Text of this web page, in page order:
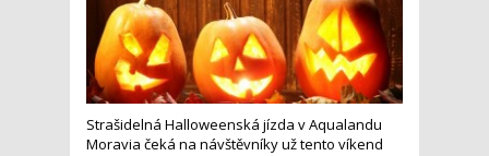
Strašidelná Halloweenská jízda v Aqualandu
Moravia čeká na návštěvníky už tento víkend